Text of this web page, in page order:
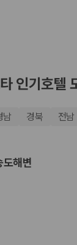
문
인기호텔
남 경북 전남
도해변